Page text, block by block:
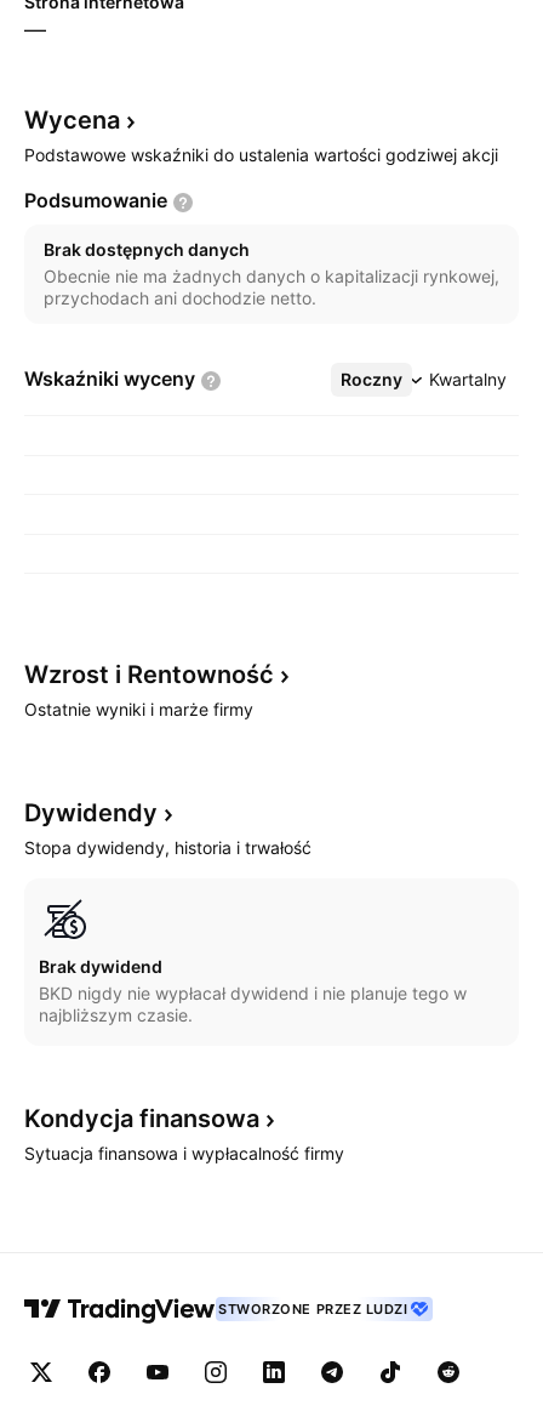
—
Wycena
Podstawowe wskaźniki do ustalenia wartości godziwej akcji
Podsumowanie
Brak dostępnych danych
Obecnie nie ma żadnych danych o kapitalizacji rynkowej,
przychodach ani dochodzie netto.
Wskaźniki wyceny Roczny Kwartalny
Więcej
Wzrost i Rentowność
Ostatnie wyniki i marże firmy
Dywidendy
Stopa dywidendy, historia i trwałość
Brak dywidend
BKD nigdy nie wypłacał dywidend i nie planuje tego w
najbliższym czasie.
Kondycja finansowa
Sytuacja finansowa i wypłacalność firmy
STWORZONE PRZEZ LUDZI